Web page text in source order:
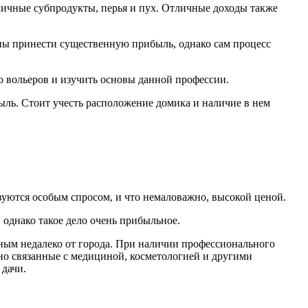
субпродукты, перья и пух. Отличные доходы также
принести существенную прибыль, однако сам процесс
вольеров и изучить основы данной профессии.
Стоит учесть расположение домика и наличие в нем
особым спросом, и что немаловажно, высокой ценой.
такое дело очень прибыльное.
недалеко от города. При наличии профессионального
с медициной, косметологией и другими